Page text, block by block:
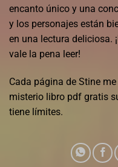
encanto único y una
y los personajes están
en una lectura deliciosa.
vale la pena leer!
Cada página de Stine
misterio libro pdf gratis
tiene límites.